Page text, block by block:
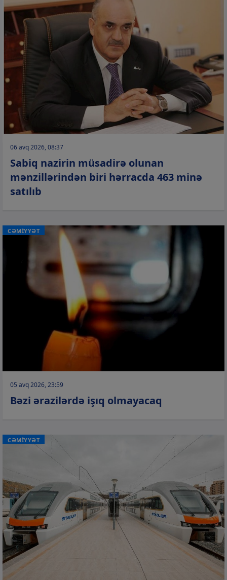
06 avq 2026, 08:37
Sabiq nazirin müsadirə olunan
mənzillərindən biri hərracda 463 minə
satılıb
CƏMİYYƏT
05 avq 2026, 23:59
Bəzi ərazilərdə işıq olmayacaq
CƏMİYYƏT